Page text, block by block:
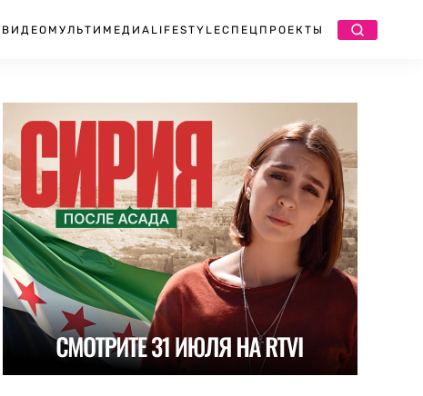
ВИДЕО МУЛЬТИМЕДИА LIFESTYLEСПЕЦПРОЕКТЫ